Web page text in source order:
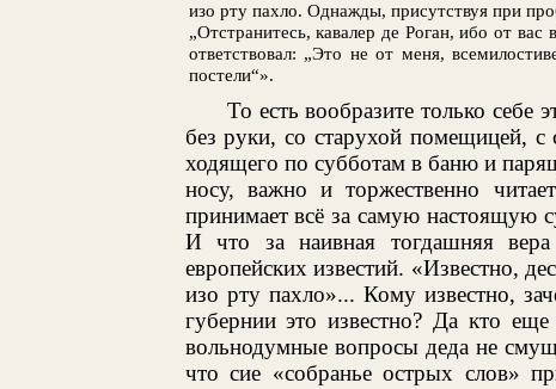
изо рту пахло. Однажды, присутствуя при
„Отстранитесь, кавалер де Роган, ибо от
ответствовал: „Это не от меня,
постели“».
То есть вообразите только
без руки, со старухой помещицей,
ходящего по субботам в баню и
носу, важно и торжественно
принимает всё за самую настоящую
И что за наивная тогдашняя
европейских известий. «Известно,
изо рту пахло»... Кому известно,
губернии это известно? Да кто
вольнодумные вопросы деда не
что сие «собранье острых слов»